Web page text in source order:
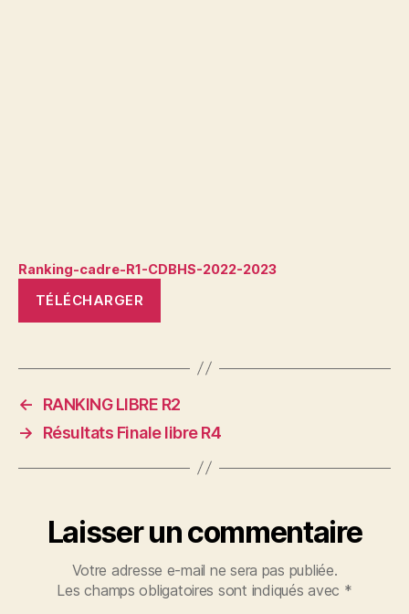
Ranking-cadre-R1-CDBHS-2022-2023
TÉLÉCHARGER
←
RANKING LIBRE R2
→
Résultats Finale libre R4
Laisser un commentaire
Votre adresse e-mail ne sera pas publiée.
Les champs obligatoires sont indiqués avec *